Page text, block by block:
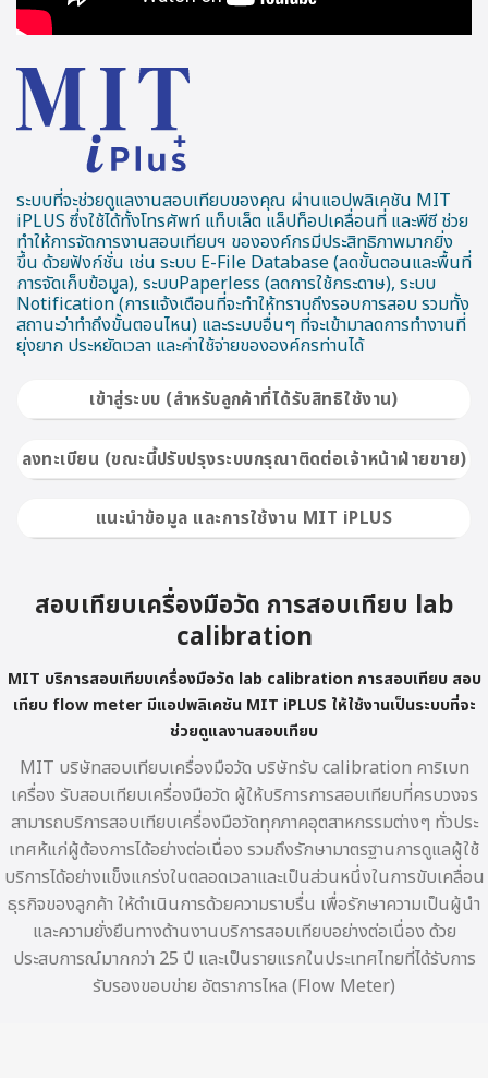
ระบบที่จะช่วยดูแลงานสอบเทียบของคุณ ผ่านแอปพลิเคชัน MIT
iPLUS ซึ่งใช้ได้ทั้งโทรศัพท์ แท็บเล็ต แล็ปท็อปเคลื่อนที่ และพีซี ช่วย
ทำให้การจัดการงานสอบเทียบฯ ขององค์กรมีประสิทธิภาพมากยิ่ง
ขึ้น ด้วยฟังก์ชั่น เช่น ระบบ E-File Database (ลดขั้นตอนและพื้นที่
การจัดเก็บข้อมูล), ระบบPaperless (ลดการใช้กระดาษ), ระบบ
Notification (การแจ้งเตือนที่จะทำให้ทราบถึงรอบการสอบ รวมทั้ง
สถานะว่าทำถึงขั้นตอนไหน) และระบบอื่นๆ ที่จะเข้ามาลดการทำงานที่
ยุ่งยาก ประหยัดเวลา และค่าใช้จ่ายขององค์กรท่านได้
เข้าสู่ระบบ (สำหรับลูกค้าที่ได้รับสิทธิใช้งาน)
ลงทะเบียน (ขณะนี้ปรับปรุงระบบกรุณาติดต่อเจ้าหน้าฝ่ายขาย)
แนะนำข้อมูล และการใช้งาน MIT iPLUS
สอบเทียบเครื่องมือวัด การสอบเทียบ lab
calibration
MIT บริการสอบเทียบเครื่องมือวัดlab calibration การสอบเทียบ สอบ
เทียบ flow meter มีแอปพลิเคชัน MIT iPLUS ให้ใช้งานเป็นระบบที่จะ
ช่วยดูแลงานสอบเทียบ
MIT บริษัทสอบเทียบเครื่องมือวัด บริษัทรับ calibration คาริเบท
เครื่อง รับสอบเทียบเครื่องมือวัด ผู้ให้บริการการสอบเทียบที่ครบวงจร
สามารถบริการสอบเทียบเครื่องมือวัดทุกภาคอุตสาหกรรมต่างๆ ทั่วประ
เทศห้แก่ผู้ต้องการได้อย่างต่อเนื่อง รวมถึงรักษามาตรฐานการดูแลผู้ใช้
บริการได้อย่างแข็งแกร่งในตลอดเวลาและเป็นส่วนหนึ่งในการขับเคลื่อน
ธุรกิจของลูกค้า ให้ดำเนินการด้วยความราบรื่น เพื่อรักษาความเป็นผู้นำ
และความยั่งยืนทางด้านงานบริการสอบเทียบอย่างต่อเนื่อง ด้วย
ประสบการณ์มากกว่า 25 ปี และเป็นรายแรกในประเทศไทยที่ได้รับการ
รับรองขอบข่าย อัตราการไหล (Flow Meter)